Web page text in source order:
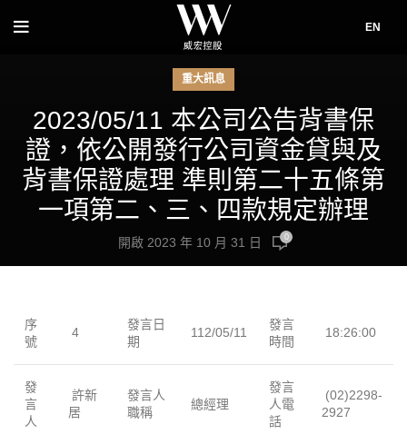
EN
重大訊息
2023/05/11 本公司公告背書保
證，依公開發行公司資金貸與及
背書保證處理 準則第二十五條第
一項第二、三、四款規定辦理
開啟 2023 年 10 月 31 日 0
序
號
4
發言日
期
112/05/11
發言
時間
18:26:00
發
言
人
許新
居
發言人
職稱
總經理
發言
人電
話
(02)2298-
2927